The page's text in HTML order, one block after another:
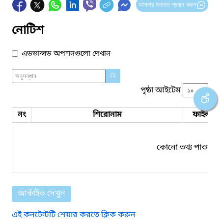
আপনার মতামত প্রদান করুন
নোটিশ
এডভান্সড অপশনগুলো দেখান
পৃষ্ঠা আইটেম
নং শিরোনাম ফাইল
কোনো তথ্য পাওয়া
আর্কাইভ দেখুন
এই কনটেন্টটি শেয়ার করতে ক্লিক করুন